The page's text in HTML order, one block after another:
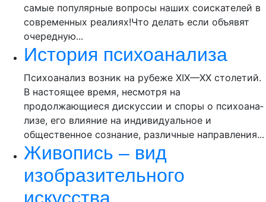
самые популярные вопросы наших соискателей в
современных реалиях!Что делать если объявят
очередную...
История психоанализа
Психоанализ возник на рубеже XIX—XX столетий.
В настоящее время, несмотря на
продолжающиеся дискуссии и споры о психоана­
лизе, его влияние на индивидуальное и
общественное сознание, различные направления...
Живопись – вид
изобразительного